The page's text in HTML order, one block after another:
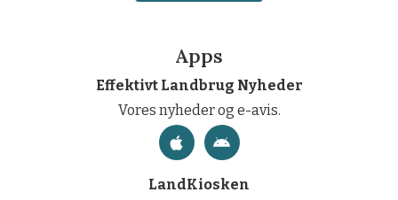
Apps
Effektivt Landbrug Nyheder
Vores nyheder og e-avis.
LandKiosken